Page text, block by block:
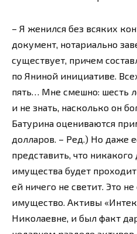
– Я женился без всяких
документ, нотариально
существует, причем
по Яниной инициативе.
пять… Мне смешно: шесть
и не знать, насколько он
Батурина оцениваются
долларов. – Ред.) Но даже
представить, что
имущества будет
ей ничего не светит. Это
имущество. Активы
Николаевне, и был факт